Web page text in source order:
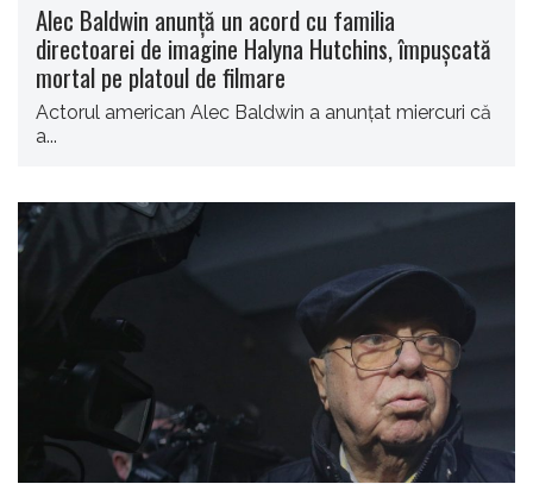
Alec Baldwin anunţă un acord cu familia
directoarei de imagine Halyna Hutchins, împuşcată
mortal pe platoul de filmare
Actorul american Alec Baldwin a anunţat miercuri că
a...